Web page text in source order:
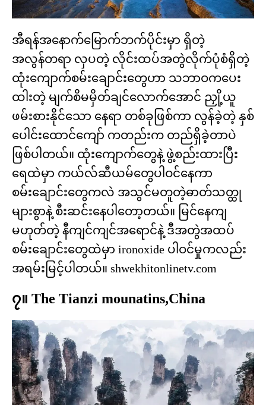
အီရန်အနောက်မြောက်ဘက်ပိုင်းမှာ ရှိတဲ့
အလွန်တရာ လှပတဲ့ လိုင်းထပ်အတွဲလိုက်ပုံစံရှိတဲ့
ထုံးကျောက်စမ်းချောင်းတွေဟာ သဘာဝကပေး
ထါးတဲ့ မျက်စိမမှိတ်ချင်လောက်အောင် ညှို့ယူ
ဖမ်းစားနိုင်သော နေရာ တစ်ခုဖြစ်ကာ လွန်ခဲ့တဲ့ နှစ်
ပေါင်းထောင်ကျော် ကတည်းက တည်ရှိခဲ့တာပဲ
ဖြစ်ပါတယ်။ ထုံးကျောက်တွေနဲ့ ဖွဲ့စည်းထားပြီး
ရေထဲမှာ ကယ်လ်ဆီယမ်တွေပါဝင်နေကာ
စမ်းချောင်းတွေကလဲ အသွင်မတူတဲ့ဓာတ်သတ္ထု
များစွာနဲ့ စီးဆင်းနေပါတော့တယ်။ မြင်နေကျ
မဟုတ်တဲ့ နီကျင်ကျင်အရောင်နဲ့ ဒီအတွဲအထပ်
စမ်းချောင်းတွေထဲမှာ ironoxide ပါဝင်မှုကလည်း
အရမ်းမြင့်ပါတယ်။ shwekhitonlinetv.com
၇။ The Tianzi mounatins,China